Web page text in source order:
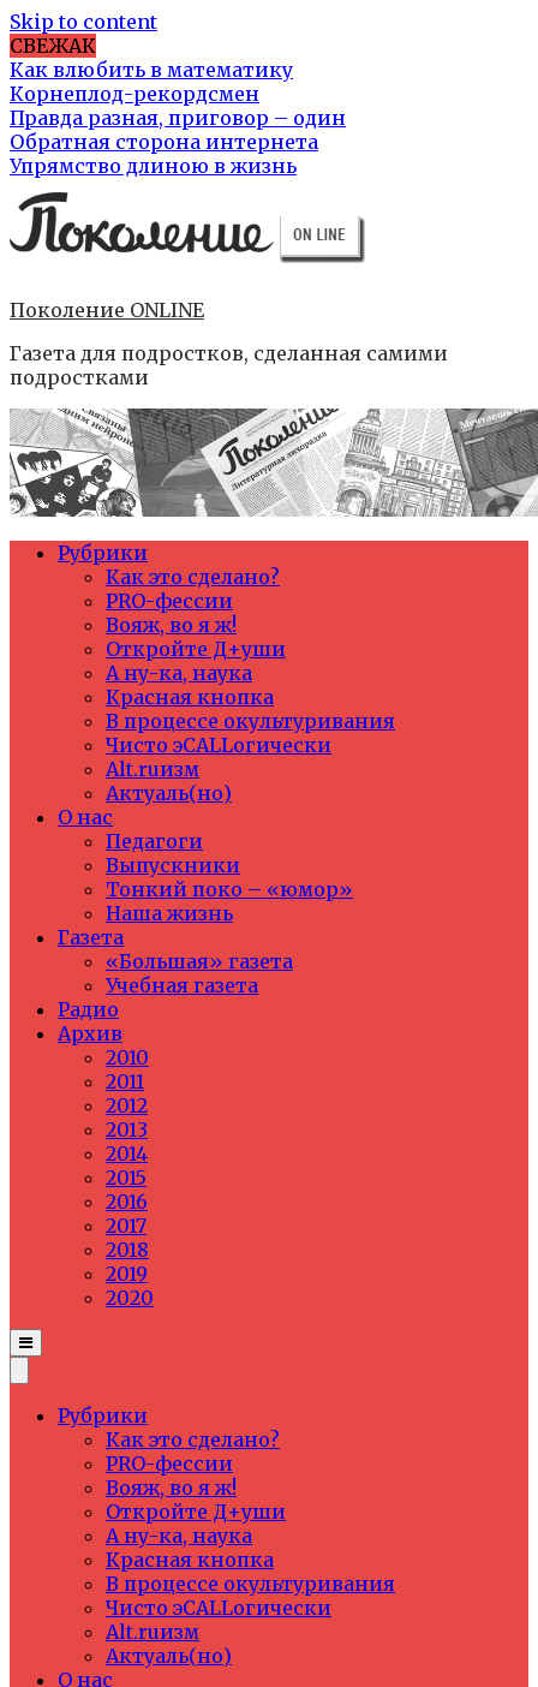
Skip to content
СВЕЖАК
Как влюбить в математику
Корнеплод-рекордсмен
Правда разная, приговор – один
Обратная сторона интернета
Упрямство длиною в жизнь
Поколение ONLINE
Газета для подростков, сделанная самими
подростками
Рубрики
Как это сделано?
PRO-фессии
Вояж, во я ж!
Откройте Д+уши
А ну-ка, наука
Красная кнопка
В процессе окультуривания
Чисто эCALLогически
Alt.ruизм
Актуаль(но)
О нас
Педагоги
Выпускники
Тонкий поко – «юмор»
Наша жизнь
Газета
«Большая» газета
Учебная газета
Радио
Архив
2010
2011
2012
2013
2014
2015
2016
2017
2018
2019
2020
Рубрики
Как это сделано?
PRO-фессии
Вояж, во я ж!
Откройте Д+уши
А ну-ка, наука
Красная кнопка
В процессе окультуривания
Чисто эCALLогически
Alt.ruизм
Актуаль(но)
О нас